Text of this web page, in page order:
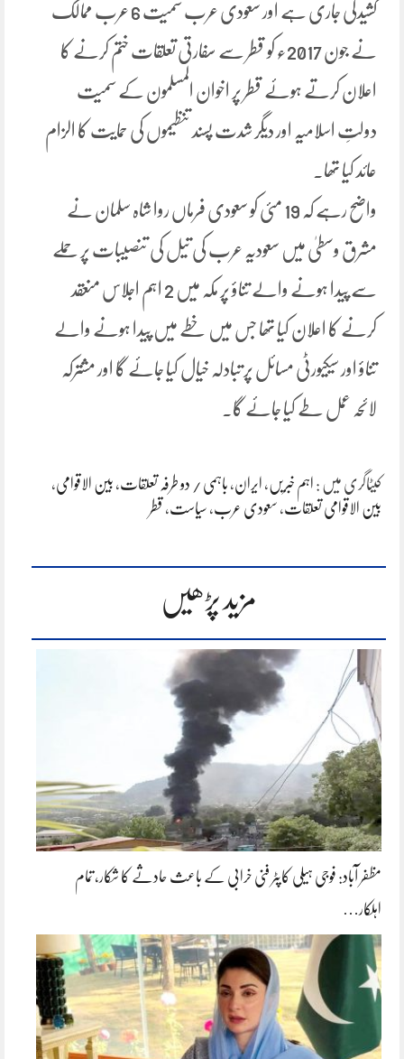
کشیدگی جاری ہے اور سعودی عرب سمیت 6 عرب ممالک
نے جون 2017ء کو قطر سے سفارتی تعلقات ختم کرنے کا
اعلان کرتے ہوئے قطر پر اخوان المسلمون کے سمیت
دولتِ اسلامیہ اور دیگر شدت پسند تنظیموں کی حمایت کا الزام
عائد کیا تھا۔
واضح رہے کہ 19 مئی کو سعودی فرماں روا شاہ سلمان نے
مشرق وسطیٰ میں سعودیہ عرب کی تیل کی تنصیبات پر حملے
سے پیدا ہونے والے تناؤ پر مکہ میں 2 اہم اجلاس منعقد
کرنے کا اعلان کیا تھا جس میں خطے میں پیدا ہونے والے
تناؤ اور سیکیورٹی مسائل پر تبادلہ خیال کیا جائے گا اور مشترکہ
لائحہ عمل طے کیا جائے گا۔
کیٹاگری میں : اہم خبریں ، ایران، باہمی / دو طرفہ تعلقات، بین الاقوامی،
بین الاقوامی تعلقات، سعودی عرب، سیاست، قطر
مزید پڑھیں
مظفر آباد: فوجی ہیلی کاپٹر فنی خرابی کے باعث حادثے کا شکار، تمام
اہلکار…